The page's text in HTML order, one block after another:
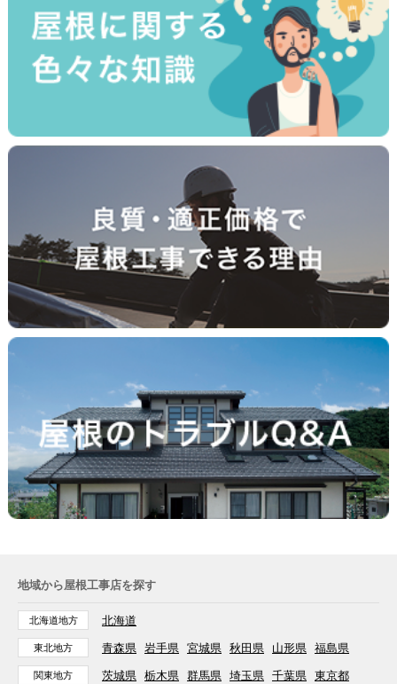
地域から屋根工事店を探す
北海道地方 北海道
東北地方 青森県 岩手県 宮城県 秋田県 山形県 福島県
関東地方 茨城県 栃木県 群馬県 埼玉県 千葉県 東京都